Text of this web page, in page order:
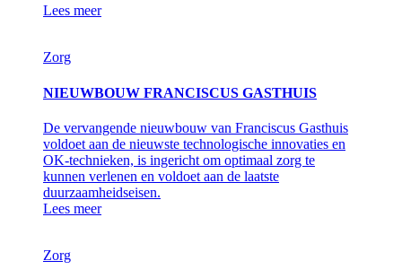
Lees meer
Zorg
NIEUWBOUW FRANCISCUS GASTHUIS
De vervangende nieuwbouw van Franciscus Gasthuis
voldoet aan de nieuwste technologische innovaties en
OK-technieken, is ingericht om optimaal zorg te
kunnen verlenen en voldoet aan de laatste
duurzaamheidseisen.
Lees meer
Zorg